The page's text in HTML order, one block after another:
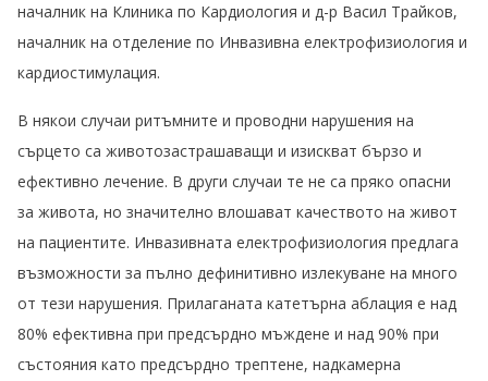
началник на Клиника по Кардиология и д-р Васил Трайков,
началник на отделение по Инвазивна електрофизиология и
кардиостимулация.
В някои случаи ритъмните и проводни нарушения на
сърцето са животозастрашаващи и изискват бързо и
ефективно лечение. В други случаи те не са пряко опасни
за живота, но значително влошават качеството на живот
на пациентите. Инвазивната електрофизиология предлага
възможности за пълно дефинитивно излекуване на много
от тези нарушения. Прилаганата катетърна аблация е над
80% ефективна при предсърдно мъждене и над 90% при
състояния като предсърдно трептене, надкамерна